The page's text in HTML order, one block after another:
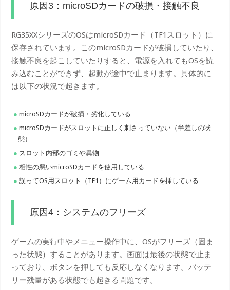
原因3：microSDカードの破損・接触不良
RG35XXシリーズのOSはmicroSDカード（TF1スロット）に
保存されています。このmicroSDカードが破損していたり、
接触不良を起こしていたりすると、電源を入れてもOSを読
み込むことができず、起動が途中で止まります。具体的に
は以下の状況で起きます。
microSDカードが破損・劣化している
microSDカードがスロットに正しく刺さっていない（半差しの状
態）
スロット内部のゴミや異物
相性の悪いmicroSDカードを使用している
誤ってOS用スロット（TF1）にゲーム用カードを挿している
原因4：システムのフリーズ
ゲームの実行中やメニュー操作中に、OSがフリーズ（固ま
った状態）することがあります。画面は最後の状態で止ま
っており、ボタンを押しても反応しなくなります。バッテ
リー残量がある状態でも起きる問題です。